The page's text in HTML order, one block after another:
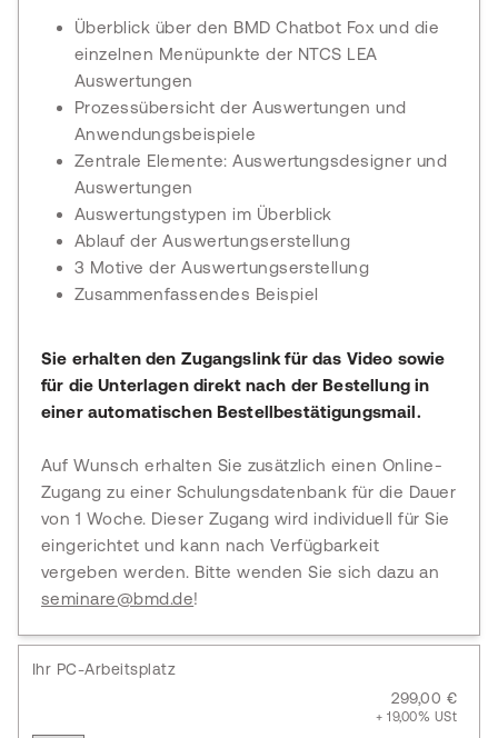
Überblick über den BMD Chatbot Fox und die
einzelnen Menüpunkte der NTCS LEA
Auswertungen
Prozessübersicht der Auswertungen und
Anwendungsbeispiele
Zentrale Elemente: Auswertungsdesigner und
Auswertungen
Auswertungstypen im Überblick
Ablauf der Auswertungserstellung
3 Motive der Auswertungserstellung
Zusammenfassendes Beispiel
Sie erhalten den Zugangslink für das Video sowie
für die Unterlagen direkt nach der Bestellung in
einer automatischen Bestellbestätigungsmail.
Auf Wunsch erhalten Sie zusätzlich einen Online-
Zugang zu einer Schulungsdatenbank für die Dauer
von 1 Woche. Dieser Zugang wird individuell für Sie
eingerichtet und kann nach Verfügbarkeit
vergeben werden. Bitte wenden Sie sich dazu an
seminare@bmd.de!
Ihr PC-Arbeitsplatz
299,00 €
+ 19,00% USt